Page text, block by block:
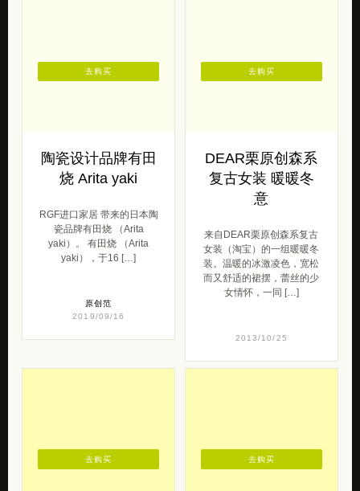
陶瓷设计品牌有田
烧 Arita yaki
RGF进口家居 带来的日本陶
瓷品牌有田烧 （Arita
yaki）。 有田烧 （Arita
yaki），于16 […]
原创范
2019/09/16
去购买
DEAR栗原创森系
复古女装 暖暖冬
意
来自DEAR栗原创森系复古
女装（淘宝）的一组暖暖冬
装。温暖的冰激凌色，宽松
而又舒适的裙摆，蕾丝的少
女情怀，一同 […]
2013/10/25
去购买
去购买 去购买